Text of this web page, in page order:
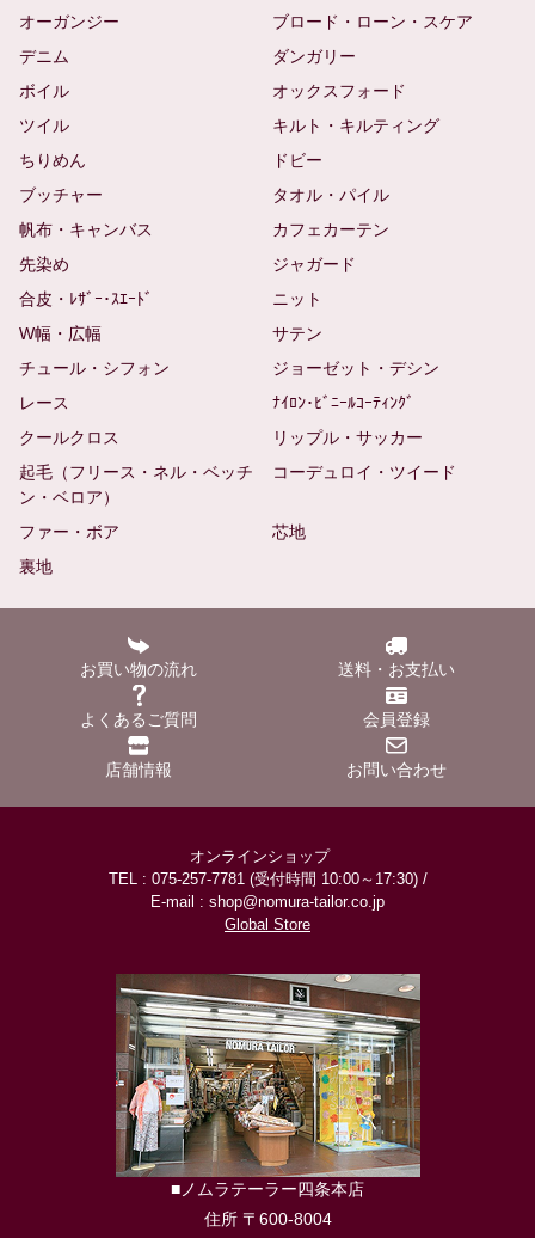
オーガンジー
ブロード・ローン・スケア
デニム
ダンガリー
ボイル
オックスフォード
ツイル
キルト・キルティング
ちりめん
ドビー
ブッチャー
タオル・パイル
帆布・キャンバス
カフェカーテン
先染め
ジャガード
合皮・ﾚｻﾞｰ･ｽｴｰﾄﾞ
ニット
W幅・広幅
サテン
チュール・シフォン
ジョーゼット・デシン
レース
ﾅｲﾛﾝ･ﾋﾞﾆｰﾙｺｰﾃｨﾝｸﾞ
クールクロス
リップル・サッカー
起毛（フリース・ネル・ベッチ
ン・ベロア）
コーデュロイ・ツイード
ファー・ボア
芯地
裏地
お買い物の流れ 送料・お支払い
よくあるご質問 会員登録
店舗情報 お問い合わせ
オンラインショップ
TEL : 075-257-7781 (受付時間 10:00～17:30) /
E-mail : shop@nomura-tailor.co.jp
Global Store
■ノムラテーラー四条本店
住所 〒600-8004